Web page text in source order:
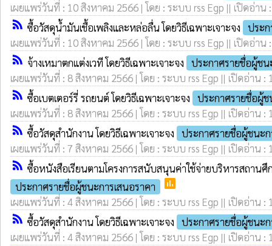
เผยแพร่วันที่ : 10 สิงหาคม 2566 | โดย : ระบบ rss Egp || เปิดอ่าน
rss_feed ซื้อวัสดุน้ำมันเชื้อเพลิงและหล่อลื่น โดยวิธีเฉพาะเจาะจง
ประ
เผยแพร่วันที่ : 10 สิงหาคม 2566 | โดย : ระบบ rss Egp || เปิดอ่าน
rss_feed จ้างเหมาตกแต่งเวที โดยวิธีเฉพาะเจาะจง
ประกาศรายชื่อผู้ชน
เผยแพร่วันที่ : 8 สิงหาคม 2566 | โดย : ระบบ rss Egp || เปิดอ่าน :
rss_feed ซื้อเบตเตอร์รี่ รถยนต์ โดยวิธีเฉพาะเจาะจง
ประกาศรายชื่อผู้ช
เผยแพร่วันที่ : 8 สิงหาคม 2566 | โดย : ระบบ rss Egp || เปิดอ่าน :
rss_feed ซื้อวัสดุสำนักงาน โดยวิธีเฉพาะเจาะจง
ประกาศรายชื่อผู้ชนะก
เผยแพร่วันที่ : 7 สิงหาคม 2566 | โดย : ระบบ rss Egp || เปิดอ่าน :
rss_feed ซื้อหนังสือเรียนตามโครงการสนับสนุนค่าใช้จ่ายบริหารสถาน
ประกาศรายชื่อผู้ชนะการเสนอราคา
poll
เผยแพร่วันที่ : 4 สิงหาคม 2566 | โดย : ระบบ rss Egp || เปิดอ่าน :
rss_feed ซื้อวัสดุสำนักงาน โดยวิธีเฉพาะเจาะจง
ประกาศรายชื่อผู้ชนะก
เผยแพร่วันที่ : 4 สิงหาคม 2566 | โดย : ระบบ rss Egp || เปิดอ่าน :